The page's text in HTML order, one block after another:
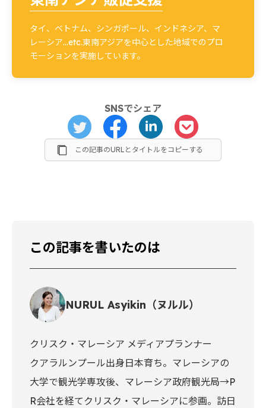
タイ、ベトナム、シンガポール、インドネシア、マ
レーシア…etc.東南アジアを中心とした地域でのプロ
モーションを実施しています。
SNSでシェア
この記事のURLとタイトルをコピーする
この記事を書いたのは
NURUL Asyikin（ヌルル）
クリスク・マレーシア メディアプランナー
クアラルンプール出身日本育ち。マレーシアの
大学で観光学専攻後、マレーシア政府観光局→P
R会社を経てクリスク・マレーシアに参画。訪日